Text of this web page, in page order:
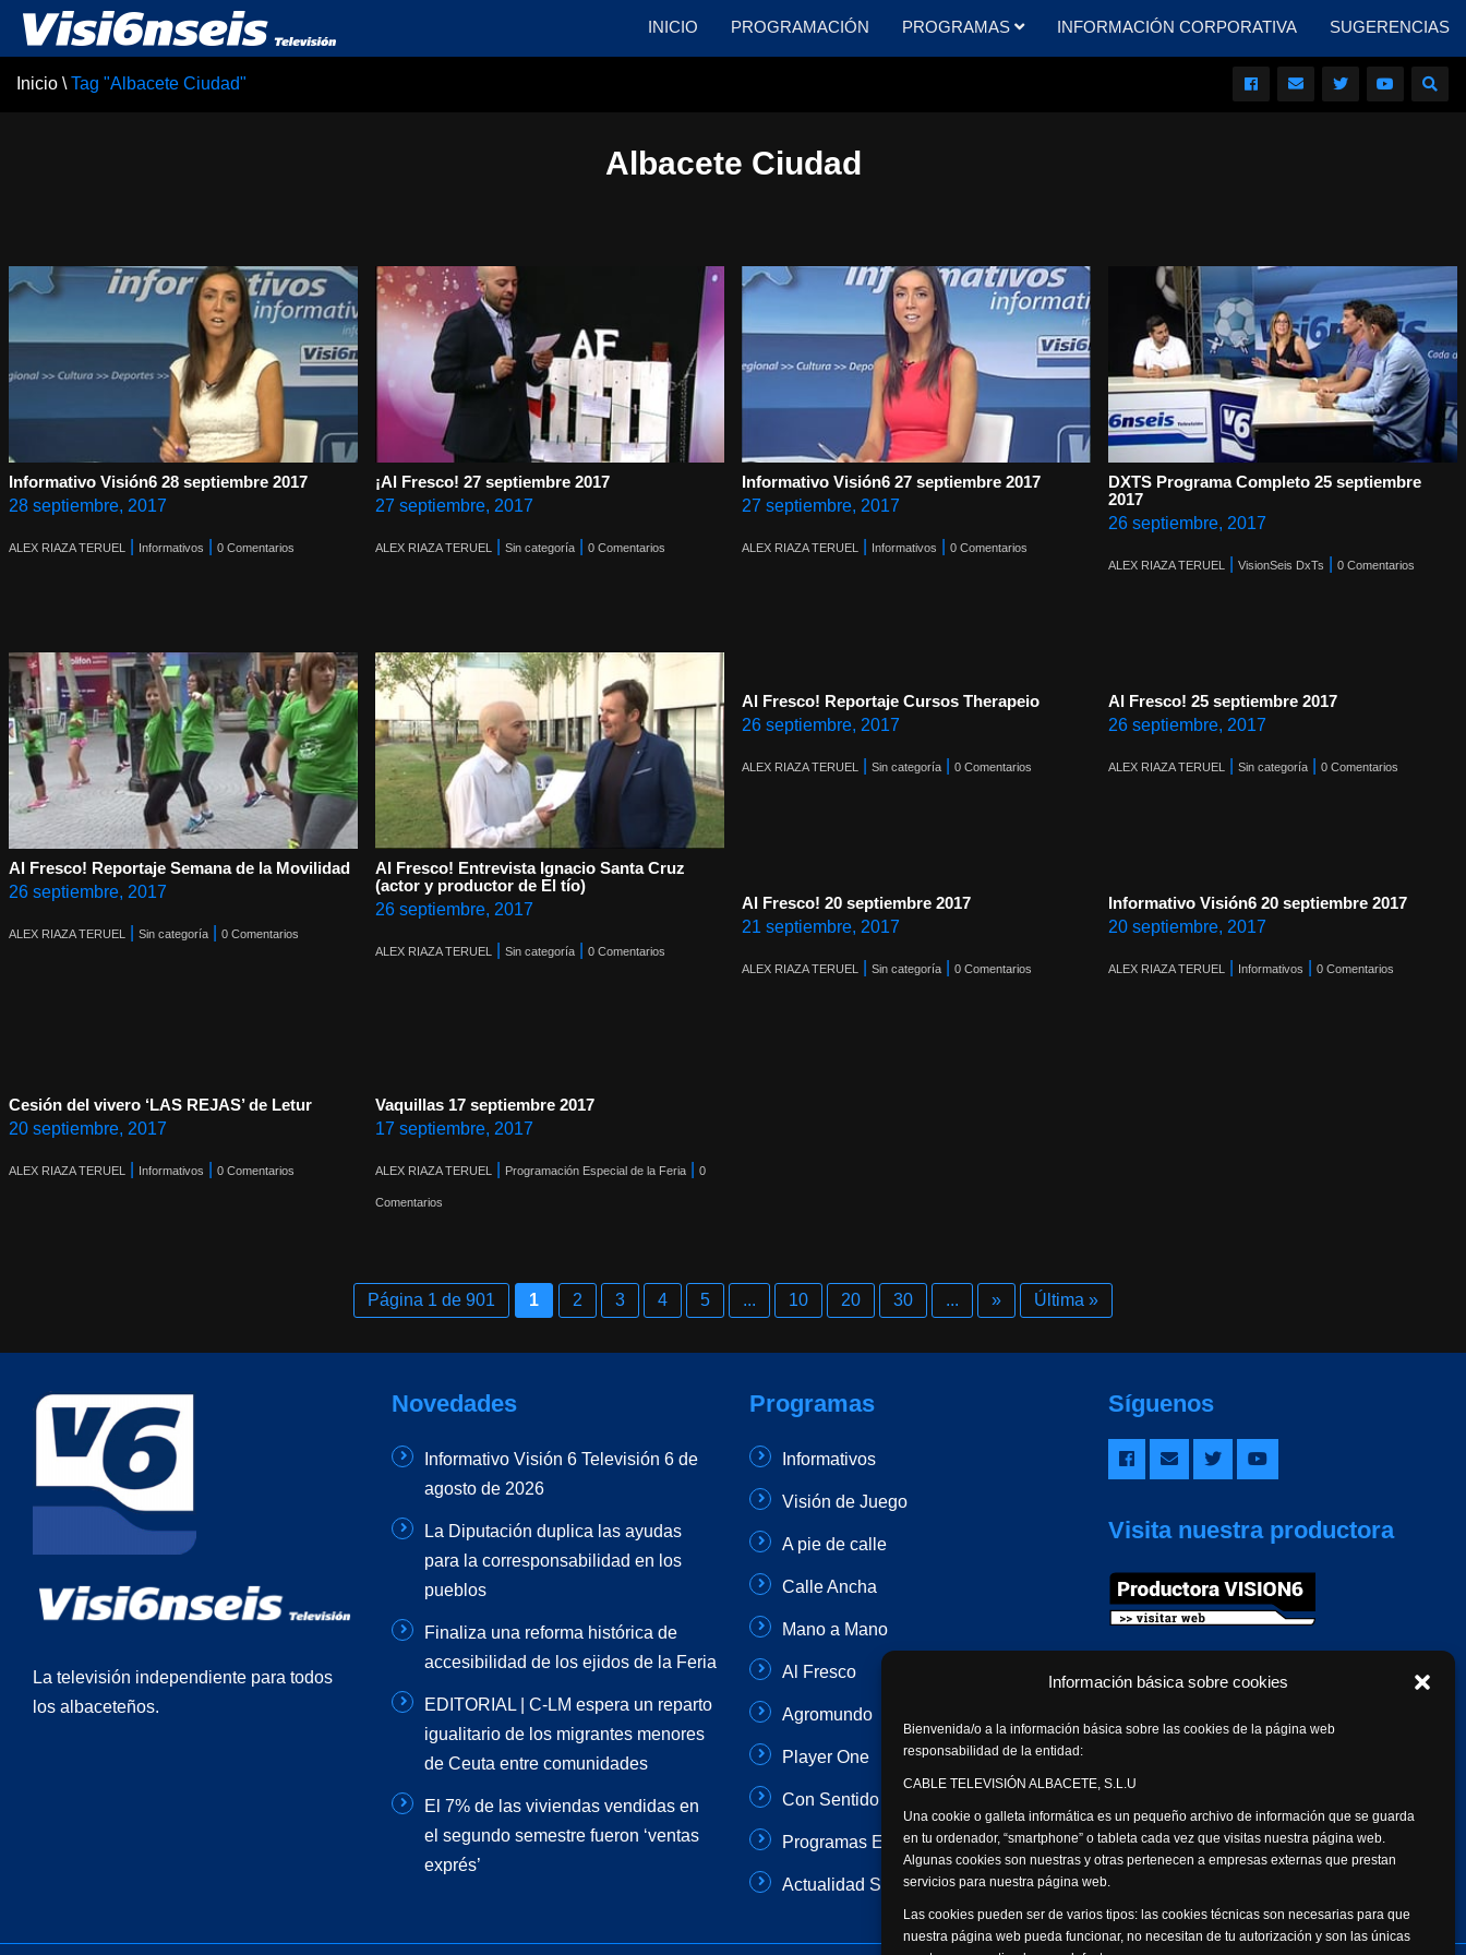
Información básica sobre cookies
Bienvenida/o a la información básica sobre las cookies de la página web
responsabilidad de la entidad:
CABLE TELEVISIÓN ALBACETE, S.L.U
Una cookie o galleta informática es un pequeño archivo de información que se guarda
en tu ordenador, “smartphone” o tableta cada vez que visitas nuestra página web.
Algunas cookies son nuestras y otras pertenecen a empresas externas que prestan
servicios para nuestra página web.
Las cookies pueden ser de varios tipos: las cookies técnicas son necesarias para que
nuestra página web pueda funcionar, no necesitan de tu autorización y son las únicas
INICIO PROGRAMACIÓN PROGRAMAS INFORMACIÓN CORPORATIVA SUGERENCIAS
Inicio \ Tag "Albacete Ciudad"
Albacete Ciudad
Informativo Visión6 28 septiembre 2017
28 septiembre, 2017
ALEX RIAZA TERUEL Informativos 0 Comentarios
¡Al Fresco! 27 septiembre 2017
27 septiembre, 2017
ALEX RIAZA TERUEL Sin categoría 0 Comentarios
Informativo Visión6 27 septiembre 2017
27 septiembre, 2017
ALEX RIAZA TERUEL Informativos 0 Comentarios
DXTS Programa Completo 25 septiembre
2017
26 septiembre, 2017
ALEX RIAZA TERUEL VisionSeis DxTs 0 Comentarios
Al Fresco! Reportaje Semana de la Movilidad
26 septiembre, 2017
ALEX RIAZA TERUEL Sin categoría 0 Comentarios
Al Fresco! Entrevista Ignacio Santa Cruz
(actor y productor de El tío)
26 septiembre, 2017
ALEX RIAZA TERUEL Sin categoría 0 Comentarios
Al Fresco! Reportaje Cursos Therapeio
26 septiembre, 2017
ALEX RIAZA TERUEL Sin categoría 0 Comentarios
Al Fresco! 25 septiembre 2017
26 septiembre, 2017
ALEX RIAZA TERUEL Sin categoría 0 Comentarios
Al Fresco! 20 septiembre 2017
21 septiembre, 2017
ALEX RIAZA TERUEL Sin categoría 0 Comentarios
Informativo Visión6 20 septiembre 2017
20 septiembre, 2017
ALEX RIAZA TERUEL Informativos 0 Comentarios
Cesión del vivero ‘LAS REJAS’ de Letur
20 septiembre, 2017
ALEX RIAZA TERUEL Informativos 0 Comentarios
Vaquillas 17 septiembre 2017
17 septiembre, 2017
ALEX RIAZA TERUEL Programación Especial de la Feria 0
Comentarios
Página 1 de 901 1 2 3 4 5 ... 10 20 30 ... » Última »
La televisión independiente para todos
los albaceteños.
Novedades
Informativo Visión 6 Televisión 6 de
agosto de 2026
La Diputación duplica las ayudas
para la corresponsabilidad en los
pueblos
Finaliza una reforma histórica de
accesibilidad de los ejidos de la Feria
EDITORIAL | C-LM espera un reparto
igualitario de los migrantes menores
de Ceuta entre comunidades
El 7% de las viviendas vendidas en
el segundo semestre fueron ‘ventas
exprés’
Programas
Informativos
Visión de Juego
A pie de calle
Calle Ancha
Mano a Mano
Al Fresco
Agromundo
Player One
Con Sentido Común
Programas Especiales
Actualidad Semanal
Síguenos
Visita nuestra productora